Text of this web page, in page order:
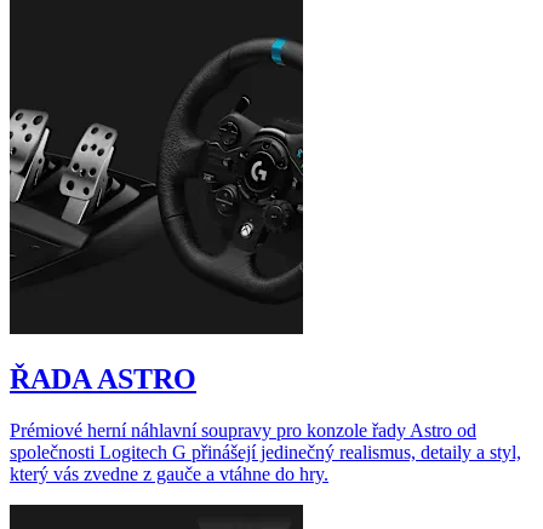
ŘADA ASTRO
Prémiové herní náhlavní soupravy pro konzole řady Astro od
společnosti Logitech G přinášejí jedinečný realismus, detaily a styl,
který vás zvedne z gauče a vtáhne do hry.